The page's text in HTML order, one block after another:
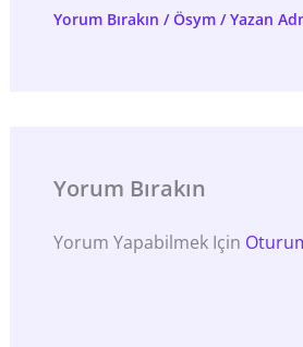
Yorum Bırakın /Ösym/ Yazan
Yorum Bırakın
Yorum Yapabilmek Için